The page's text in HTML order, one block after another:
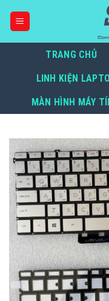
TRANG CHỦ
LINH KIỆN
MÀN HÌNH MÁY